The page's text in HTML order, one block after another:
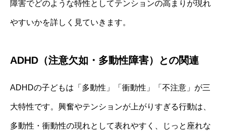
障害でどのような特性としてテンションの高まりが現れ
やすいかを詳しく見ていきます。
ADHD（注意欠如・多動性障害）との関連
ADHDの子どもは「多動性」「衝動性」「不注意」が三
大特性です。興奮やテンションが上がりすぎる行動は、
多動性・衝動性の現れとして表れやすく、じっと座れな